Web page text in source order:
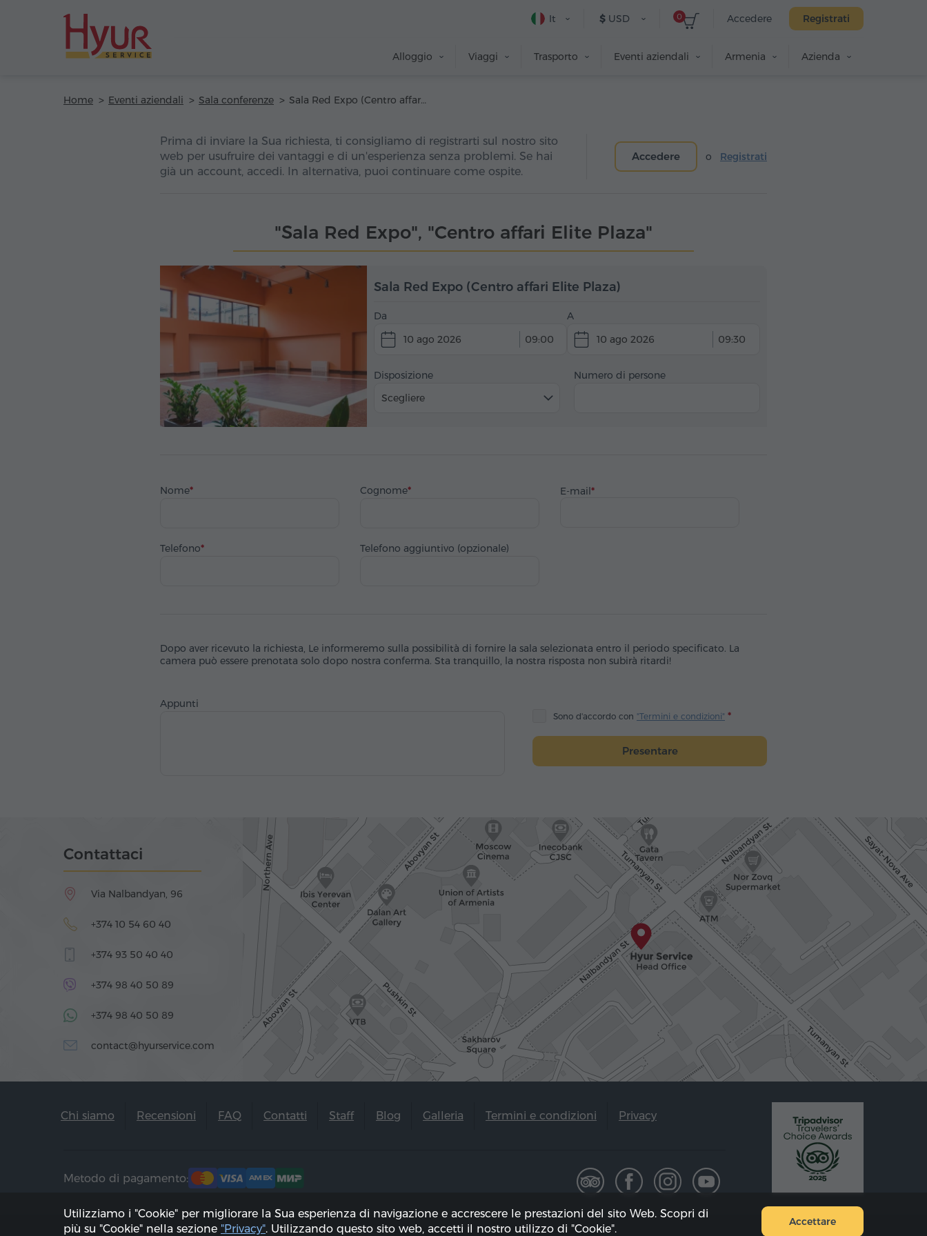
Accedere Registrati
0
$ USD
It
Alloggio Viaggi Trasporto Eventi aziendali Armenia Azienda
Home Eventi aziendali Sala conferenze Sala Red Expo (Centro affari Elite Plaza)
Prima di inviare la Sua richiesta, ti consigliamo di registrarti sul nostro sito
web per usufruire dei vantaggi e di un'esperienza senza problemi. Se hai
già un account, accedi. In alternativa, puoi continuare come ospite.
Accedere o Registrati
"Sala Red Expo", "Centro affari Elite Plaza"
Sala Red Expo (Centro affari Elite Plaza)
Da
10 ago 2026
09:00
A
10 ago 2026
09:30
Disposizione
Scegliere
Numero di persone
Nome Cognome E-mail
Telefono Telefono aggiuntivo (opzionale)
Dopo aver ricevuto la richiesta, Le informeremo sulla possibilità di fornire la sala selezionata entro il periodo specificato. La
camera può essere prenotata solo dopo nostra conferma. Sta tranquillo, la nostra risposta non subirà ritardi!
Appunti
Sono d'accordo con "Termini e condizioni"
Presentare
Contattaci
Via Nalbandyan, 96
+374 10 54 60 40
+374 93 50 40 40
+374 98 40 50 89
+374 98 40 50 89
contact@hyurservice.com
Chi siamo Recensioni FAQ Contatti Staff Blog Galleria Termini e condizioni Privacy
Metodo di pagamento:
2002 - 2026, © "Hyur Service" Ltd; Aggiornato il 09.08.2026 Mappa del sito
Utilizziamo i "Cookie" per migliorare la Sua esperienza di navigazione e accrescere le prestazioni del sito Web. Scopri di
più su "Cookie" nella sezione "Privacy". Utilizzando questo sito web, accetti il ​​nostro utilizzo di "Cookie".
Accettare